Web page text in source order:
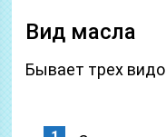
Вид масла
Бывает трех